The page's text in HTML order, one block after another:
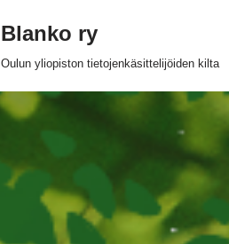
Blanko ry
Oulun yliopiston tietojenkäsittelijöiden kilta